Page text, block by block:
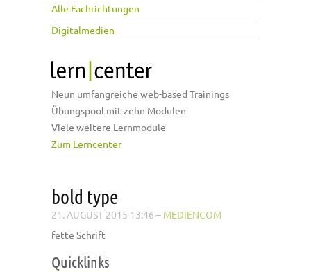
Alle Fachrichtungen
Digitalmedien
Neun umfangreiche web-based Trainings
Übungspool mit zehn Modulen
Viele weitere Lernmodule
Zum Lerncenter
bold type
21. AUGUST 2015 13:46 – MEDIENCOM
fette Schrift
Quicklinks